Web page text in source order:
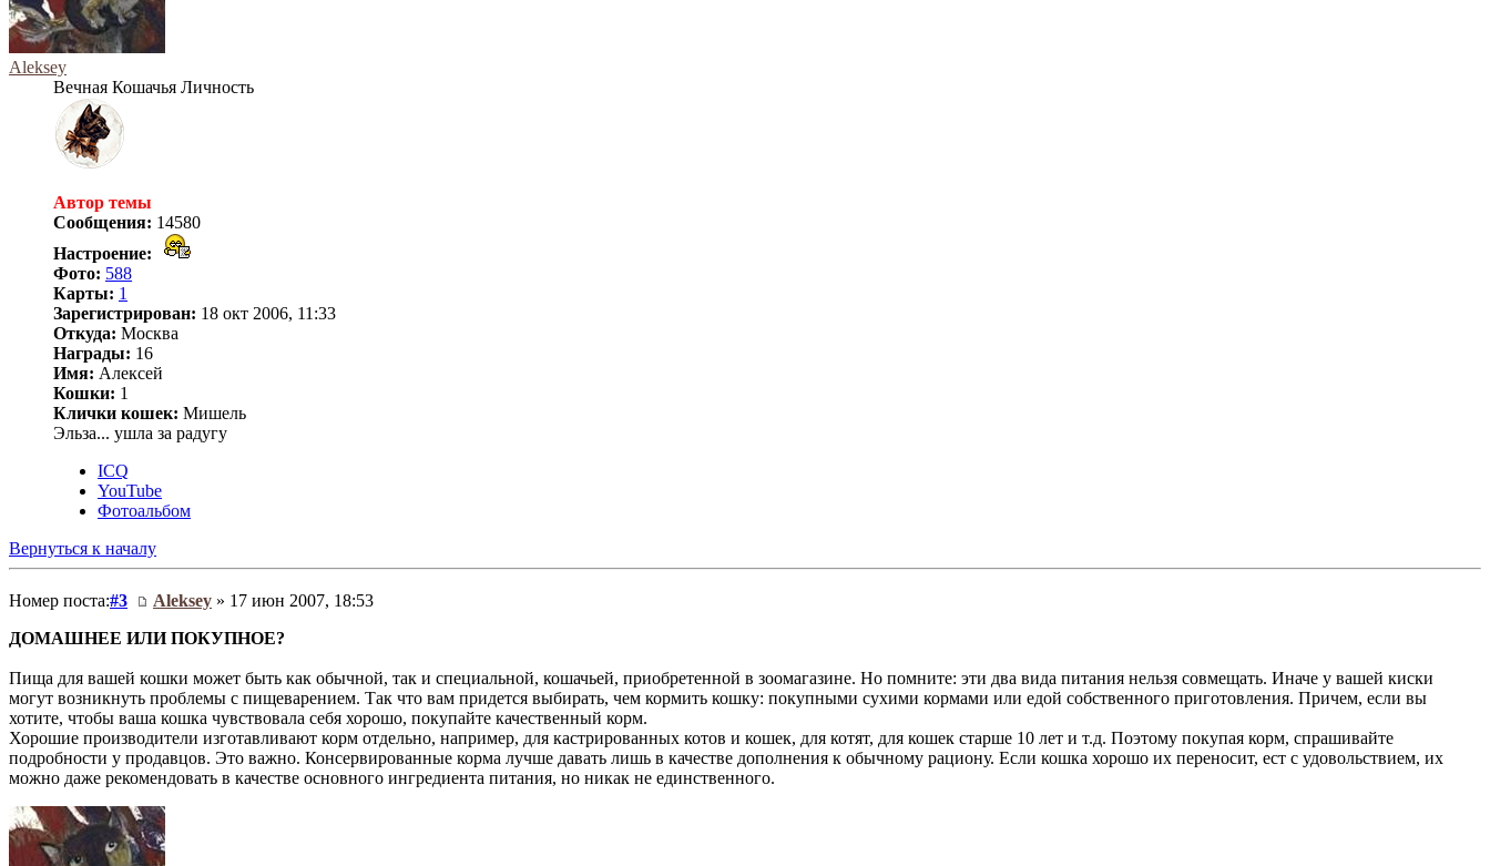
Aleksey
Вечная Кошачья Личность
Автор темы
Сообщения: 14580
Настроение:
Фото: 588
Карты: 1
Зарегистрирован: 18 окт 2006, 11:33
Откуда: Москва
Награды: 16
Имя: Алексей
Кошки: 1
Клички кошек: Мишель
Эльза... ушла за радугу
ICQ
YouTube
Фотоальбом
Вернуться к началу
Номер поста:#3 Aleksey » 17 июн 2007, 18:53
ДОМАШНЕЕ ИЛИ ПОКУПНОЕ?
Пища для вашей кошки может быть как обычной, так и специальной, кошачьей, приобретенной в зоомагазине. Но помните: эти два вида питания нельзя совмещать. Иначе у вашей киски
могут возникнуть проблемы с пищеварением. Так что вам придется выбирать, чем кормить кошку: покупными сухими кормами или едой собственного приготовления. Причем, если вы
хотите, чтобы ваша кошка чувствовала себя хорошо, покупайте качественный корм.
Хорошие производители изготавливают корм отдельно, например, для кастрированных котов и кошек, для котят, для кошек старше 10 лет и т.д. Поэтому покупая корм, спрашивайте
подробности у продавцов. Это важно. Консервированные корма лучше давать лишь в качестве дополнения к обычному рациону. Если кошка хорошо их переносит, ест с удовольствием, их
можно даже рекомендовать в качестве основного ингредиента питания, но никак не единственного.